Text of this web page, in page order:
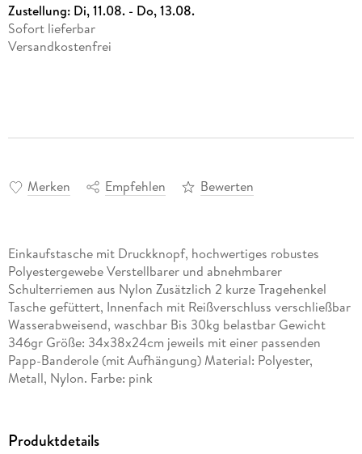
Zustellung: Di, 11.08. - Do, 13.08.
Sofort lieferbar
Versandkostenfrei
Merken Empfehlen Bewerten
Einkaufstasche mit Druckknopf, hochwertiges robustes
Polyestergewebe Verstellbarer und abnehmbarer
Schulterriemen aus Nylon Zusätzlich 2 kurze Tragehenkel
Tasche gefüttert, Innenfach mit Reißverschluss verschließbar
Wasserabweisend, waschbar Bis 30kg belastbar Gewicht
346gr Größe: 34x38x24cm jeweils mit einer passenden
Papp-Banderole (mit Aufhängung) Material: Polyester,
Metall, Nylon. Farbe: pink
Produktdetails